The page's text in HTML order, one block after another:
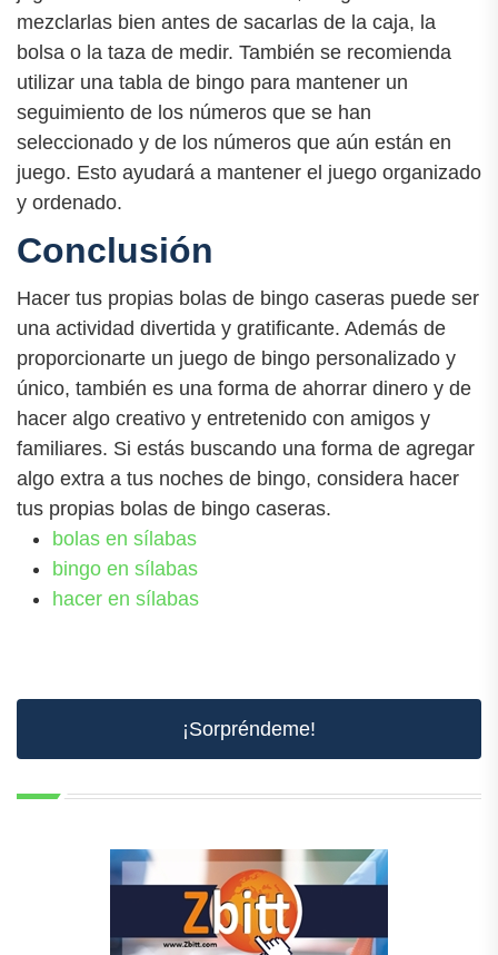
mezclarlas bien antes de sacarlas de la caja, la
bolsa o la taza de medir. También se recomienda
utilizar una tabla de bingo para mantener un
seguimiento de los números que se han
seleccionado y de los números que aún están en
juego. Esto ayudará a mantener el juego organizado
y ordenado.
Conclusión
Hacer tus propias bolas de bingo caseras puede ser
una actividad divertida y gratificante. Además de
proporcionarte un juego de bingo personalizado y
único, también es una forma de ahorrar dinero y de
hacer algo creativo y entretenido con amigos y
familiares. Si estás buscando una forma de agregar
algo extra a tus noches de bingo, considera hacer
tus propias bolas de bingo caseras.
bolas en sílabas
bingo en sílabas
hacer en sílabas
¡Sorpréndeme!